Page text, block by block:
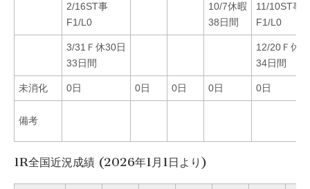
2/16ST事
F1/L0
10/7休暇
38日間
11/10ST事
F1/L0
3/31Ｆ休30日
33日間
12/20Ｆ休
34日間
未消化 0日 0日 0日 0日 0日
備考
1R全国近況成績 (2026年1月1日より)